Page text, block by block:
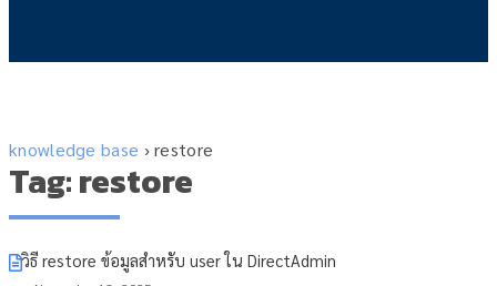
knowledge base ›restore
Tag: restore
วิธี restore ข้อมูลสำหรับ user ใน DirectAdmin